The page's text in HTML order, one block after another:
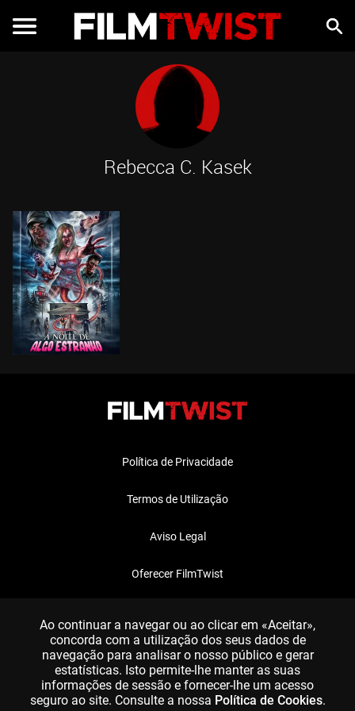
Rebecca C. Kasek
Política de Privacidade
Termos de Utilização
Aviso Legal
Oferecer FilmTwist
Ao continuar a navegar ou ao clicar em «Aceitar»,
concorda com a utilização dos seus dados de
navegação para analisar o nosso público e gerar
estatísticas. Isto permite-lhe manter as suas
informações de sessão e fornecer-lhe um acesso
seguro ao site. Consulte a nossa Política de Cookies.